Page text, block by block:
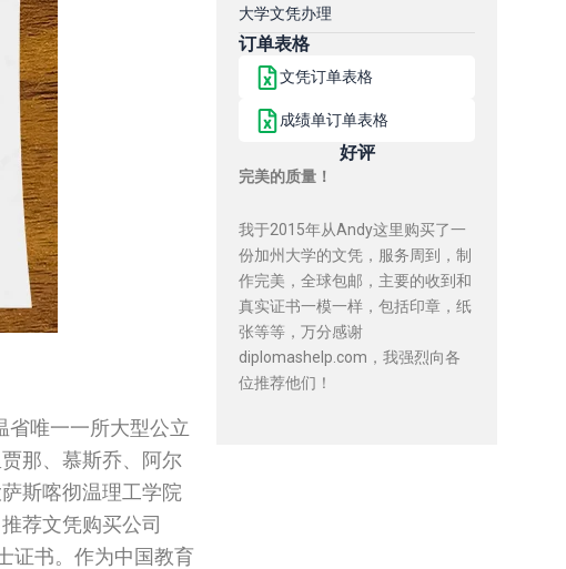
省唯一一所大型公立
那、慕斯乔、阿尔
萨斯喀彻温理工学院‌
荐文凭购买公司
证书。作为中国教育
大学文凭办理
订单表格
文凭订单表格
成绩单订单表格
好评
完美的质量！
我于2015年从Andy这里购买了一
份加州大学的文凭，服务周到，制
作完美，全球包邮，主要的收到和
真实证书一模一样，包括印章，纸
张等等，万分感谢
diplomashelp.com，我强烈向各
位推荐他们！